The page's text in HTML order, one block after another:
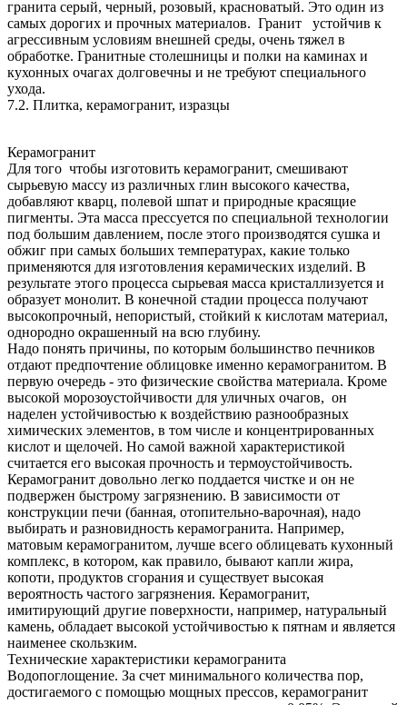
гранита серый, черный, розовый, красноватый. Это один из
самых дорогих и прочных материалов. Гранит устойчив к
агрессивным условиям внешней среды, очень тяжел в
обработке. Гранитные столешницы и полки на каминах и
кухонных очагах долговечны и не требуют специального
ухода.
7.2. Плитка, керамогранит, изразцы
Керамогранит
Для того чтобы изготовить керамогранит, смешивают
сырьевую массу из различных глин высокого качества,
добавляют кварц, полевой шпат и природные красящие
пигменты. Эта масса прессуется по специальной технологии
под большим давлением, после этого производятся сушка и
обжиг при самых больших температурах, какие только
применяются для изготовления керамических изделий. В
результате этого процесса сырьевая масса кристаллизуется и
образует монолит. В конечной стадии процесса получают
высокопрочный, непористый, стойкий к кислотам материал,
однородно окрашенный на всю глубину.
Надо понять причины, по которым большинство печников
отдают предпочтение облицовке именно керамогранитом. В
первую очередь - это физические свойства материала. Кроме
высокой морозоустойчивости для уличных очагов, он
наделен устойчивостью к воздействию разнообразных
химических элементов, в том числе и концентрированных
кислот и щелочей. Но самой важной характеристикой
считается его высокая прочность и термоустойчивость.
Керамогранит довольно легко поддается чистке и он не
подвержен быстрому загрязнению. В зависимости от
конструкции печи (банная, отопительно-варочная), надо
выбирать и разновидность керамогранита. Например,
матовым керамогранитом, лучше всего облицевать кухонный
комплекс, в котором, как правило, бывают капли жира,
копоти, продуктов сгорания и существует высокая
вероятность частого загрязнения. Керамогранит,
имитирующий другие поверхности, например, натуральный
камень, обладает высокой устойчивостью к пятнам и является
наименее скользким.
Технические характеристики керамогранита
Водопоглощение. За счет минимального количества пор,
достигаемого с помощью мощных прессов, керамогранит